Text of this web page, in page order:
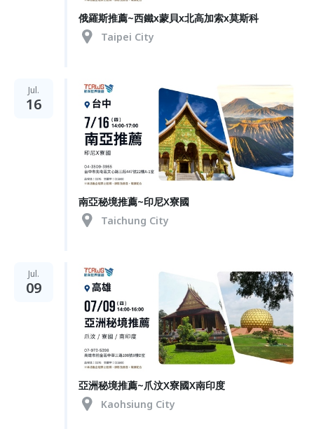
俄羅斯推薦~西鐵x蒙貝x北高加索x莫斯科
Taipei City
Jul.
16
南亞秘境推薦~印尼X寮國
Taichung City
Jul.
09
亞洲秘境推薦~爪汶X寮國X南印度
Kaohsiung City